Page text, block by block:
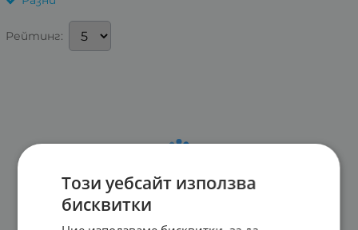
Рейтинг:
Този уебсайт използва
бисквитки